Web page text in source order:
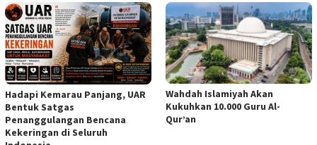
Hadapi Kemarau Panjang, UAR
Bentuk Satgas
Penanggulangan Bencana
Kekeringan di Seluruh
Wahdah Islamiyah Akan
Kukuhkan 10.000 Guru Al-
Qur’an